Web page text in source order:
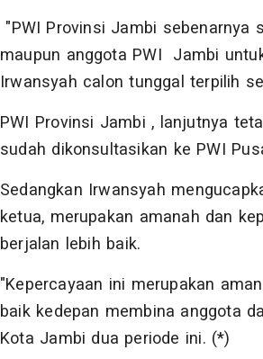
"PWI Provinsi Jambi sebenarnya
maupun anggota PWI Jambi
Irwansyah calon tunggal terpilih
PWI Provinsi Jambi , lanjutnya
sudah dikonsultasikan ke PWI
Sedangkan Irwansyah
ketua, merupakan amanah dan
berjalan lebih baik.
"Kepercayaan ini merupakan
baik kedepan membina anggota
Kota Jambi dua periode ini. (*)